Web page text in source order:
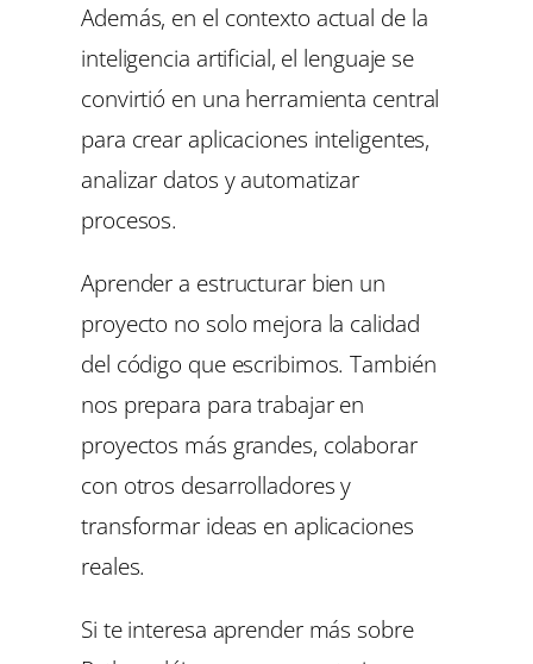
Además, en el contexto actual de la
inteligencia artificial, el lenguaje se
convirtió en una herramienta central
para crear aplicaciones inteligentes,
analizar datos y automatizar
procesos.
Aprender a estructurar bien un
proyecto no solo mejora la calidad
del código que escribimos. También
nos prepara para trabajar en
proyectos más grandes, colaborar
con otros desarrolladores y
transformar ideas en aplicaciones
reales.
Si te interesa aprender más sobre